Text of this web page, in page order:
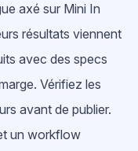
axé sur Mini In
résultats viennent
avec des specs
Vérifiez les
avant de publier.
un workflow